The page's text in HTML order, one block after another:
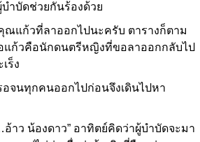
ำบัดช่วยกันร้องด้วย
ก้วที่ลาออกไปนะครับ ตารางก็ตาม
แก้วคือนักดนตรีหญิงที่ขอลาออกกลับไป
ร็ง
จนทุกคนออกไปก่อนจึงเดินไปหา
ว น้องดาว” อาทิตย์คิดว่าผู้บำบัดจะมา